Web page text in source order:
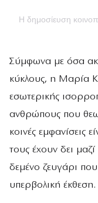
Η δημοσίευση
Σύμφωνα με όσα
κύκλους, η Μαρία
εσωτερικής
ανθρώπους που
κοινές εμφανίσεις
τους έχουν δει
δεμένο ζευγάρι
υπερβολική έκθεση.